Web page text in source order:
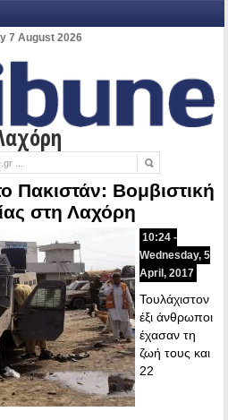
7 August 2026
Πακιστάν: Βομβιστική
στη Λαχόρη
10:24 -
Wednesday, 5
April, 2017
Τουλάχιστον
έξι άνθρωποι
έχασαν τη
ζωή τους και
22